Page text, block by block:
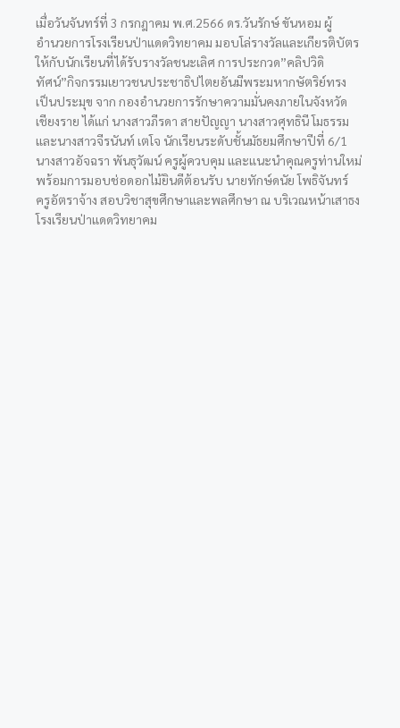
เมื่อวันจันทร์ที่ 3 กรกฎาคม พ.ศ.2566 ดร.วันรักษ์ ขันหอม ผู้
อำนวยการโรงเรียนป่าแดดวิทยาคม มอบโล่รางวัลและเกียรติบัตร
ให้กับนักเรียนที่ได้รับรางวัลชนะเลิศ การประกวด”คลิปวิดิ
ทัศน์”กิจกรรมเยาวชนประชาธิปไตยอันมีพระมหากษัตริย์ทรง
เป็นประมุข จาก กองอำนวยการรักษาความมั่นคงภายในจังหวัด
เชียงราย ได้แก่ นางสาวภีรดา สายปัญญา นางสาวศุทธินี โมธรรม
และนางสาวจีรนันท์ เตโจ นักเรียนระดับชั้นมัธยมศึกษาปีที่ 6/1
นางสาวอัจฉรา พันธุวัฒน์ ครูผู้ควบคุม และแนะนำคุณครูท่านใหม่
พร้อมการมอบช่อดอกไม้ยินดีต้อนรับ นายทักษ์ดนัย โพธิจันทร์
ครูอัตราจ้าง สอบวิชาสุขศึกษาและพลศึกษา ณ บริเวณหน้าเสาธง
โรงเรียนป่าแดดวิทยาคม